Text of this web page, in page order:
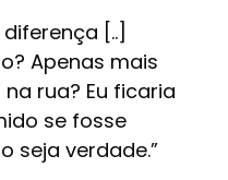
[..]
Apenas mais
rua? Eu ficaria
se fosse
seja verdade.”